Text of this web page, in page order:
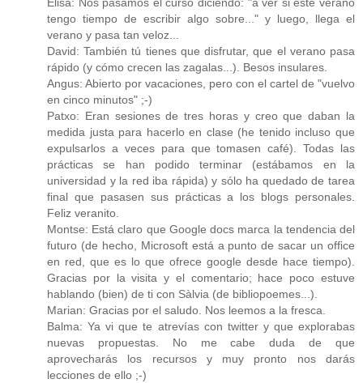
tengo tiempo de escribir algo sobre..." y luego, llega el
verano y pasa tan veloz...
David: También tú tienes que disfrutar, que el verano pasa
rápido (y cómo crecen las zagalas...). Besos insulares.
Angus: Abierto por vacaciones, pero con el cartel de "vuelvo
en cinco minutos" ;-)
Patxo: Eran sesiones de tres horas y creo que daban la
medida justa para hacerlo en clase (he tenido incluso que
expulsarlos a veces para que tomasen café). Todas las
prácticas se han podido terminar (estábamos en la
universidad y la red iba rápida) y sólo ha quedado de tarea
final que pasasen sus prácticas a los blogs personales.
Feliz veranito.
Montse: Está claro que Google docs marca la tendencia del
futuro (de hecho, Microsoft está a punto de sacar un office
en red, que es lo que ofrece google desde hace tiempo).
Gracias por la visita y el comentario; hace poco estuve
hablando (bien) de ti con Sàlvia (de bibliopoemes...).
Marian: Gracias por el saludo. Nos leemos a la fresca.
Balma: Ya vi que te atrevías con twitter y que explorabas
nuevas propuestas. No me cabe duda de que
aprovecharás los recursos y muy pronto nos darás
lecciones de ello ;-)